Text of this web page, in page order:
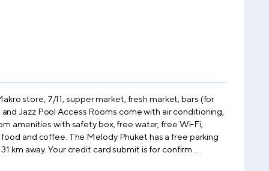
store, 7/11, supper market, fresh market, bars (for
amenities with safety box, free water, free Wi-Fi,
has a free parking
km away. Your credit card submit is for confirm